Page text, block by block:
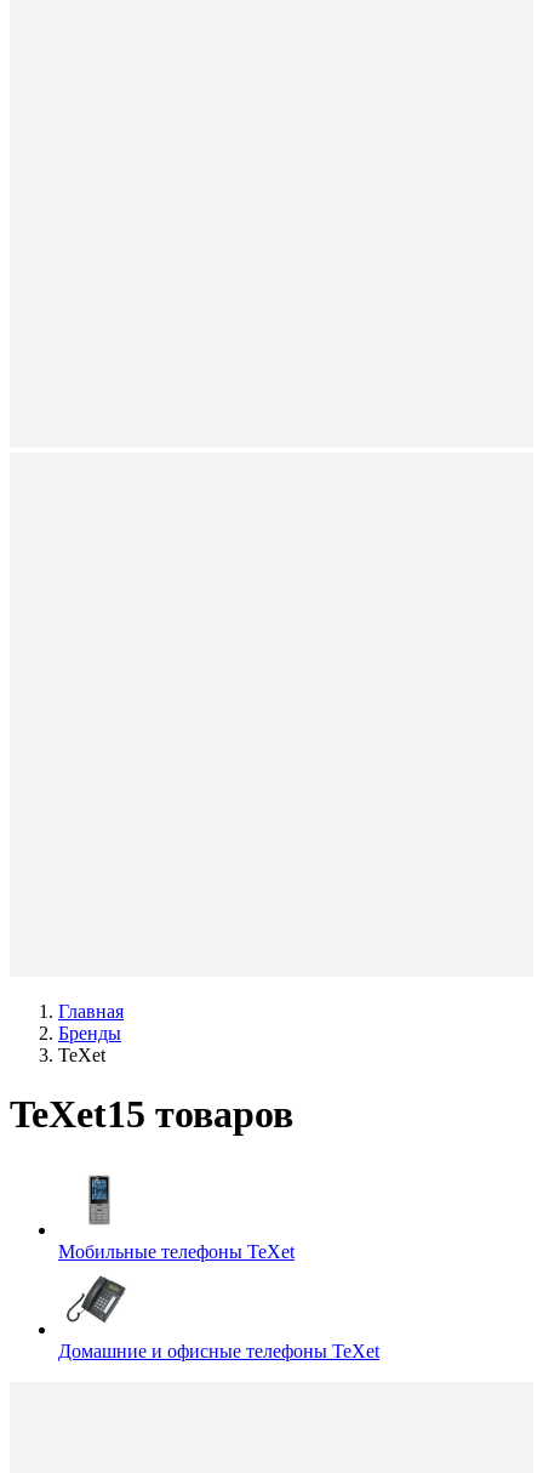
Главная
Бренды
TeXet
TeXet15 товаров
Мобильные телефоны TeXet
Домашние и офисные телефоны TeXet